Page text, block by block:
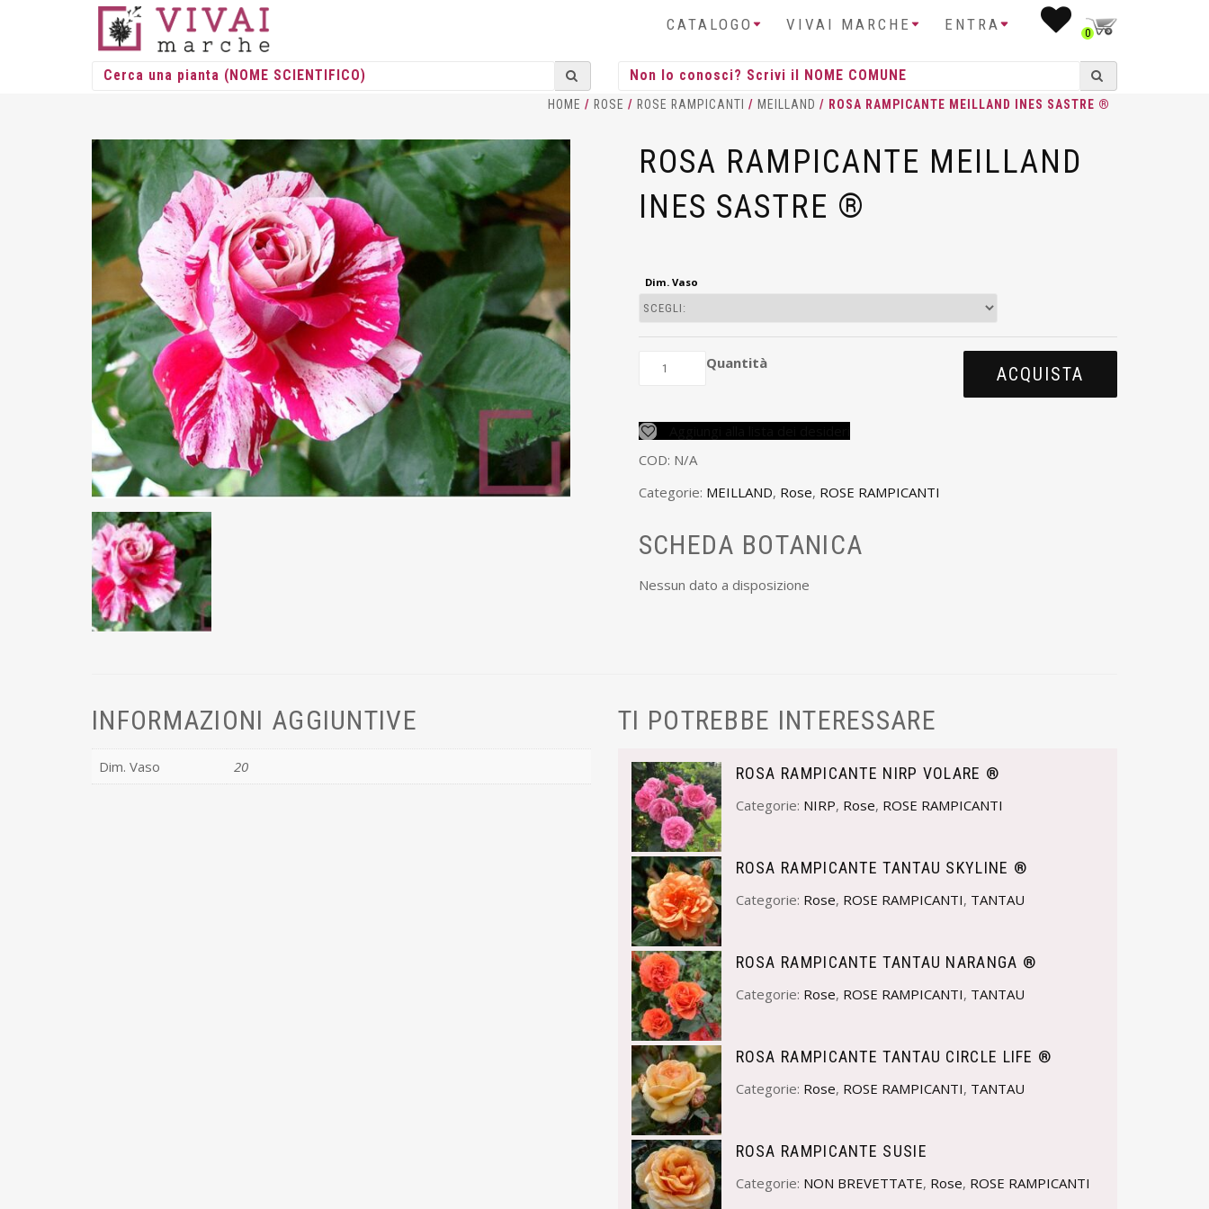
CATALOGO VIVAI MARCHE ENTRA 0
HOME / ROSE / ROSE RAMPICANTI / MEILLAND / ROSA RAMPICANTE MEILLAND INES SASTRE ®
ROSA RAMPICANTE MEILLAND
INES SASTRE ®
Dim. Vaso
Quantità
ACQUISTA
COD: N/A
Categorie: MEILLAND, Rose, ROSE RAMPICANTI
SCHEDA BOTANICA
Nessun dato a disposizione
INFORMAZIONI AGGIUNTIVE
Dim. Vaso 20
TI POTREBBE INTERESSARE
ROSA RAMPICANTE NIRP VOLARE ®
Categorie: NIRP, Rose, ROSE RAMPICANTI
ROSA RAMPICANTE TANTAU SKYLINE ®
Categorie: Rose, ROSE RAMPICANTI, TANTAU
ROSA RAMPICANTE TANTAU NARANGA ®
Categorie: Rose, ROSE RAMPICANTI, TANTAU
ROSA RAMPICANTE TANTAU CIRCLE LIFE ®
Categorie: Rose, ROSE RAMPICANTI, TANTAU
ROSA RAMPICANTE SUSIE
Categorie: NON BREVETTATE, Rose, ROSE RAMPICANTI